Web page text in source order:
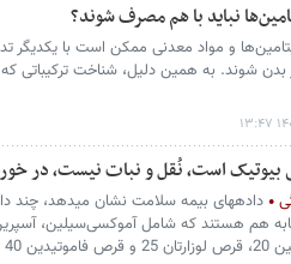
نباید با هم مصرف شوند؟
و مواد معدنی ممکن است با یکدیگر
شوند. به همین دلیل، شناخت ترکیباتی
بیوتیک است، نُقل و نبات نیست، در
40 است.